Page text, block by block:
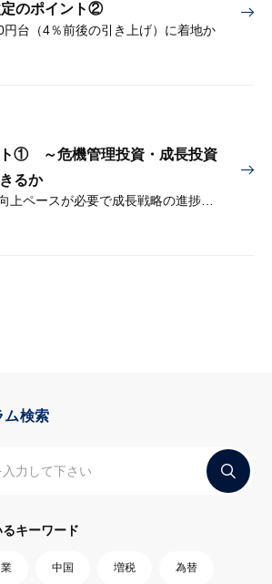
のポイント②
台（4％前後の引き上げ）に着地か
ト① ～危機管理投資・成長投資
るか
米国を上回る生産性向上ペースが必要で成長戦略の進捗管理も課題
ム検索
キーワード
中国 増税 為替